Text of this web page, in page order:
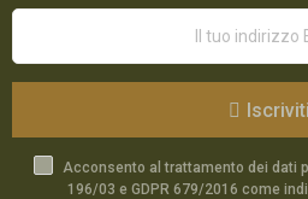
Iscriviti
Acconsento al trattamento dei dati
196/03 e GDPR 679/2016 come